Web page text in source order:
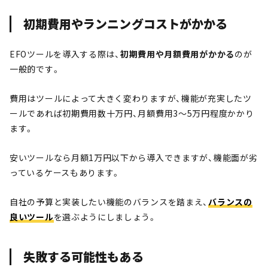
初期費用やランニングコストがかかる
EFOツールを導入する際は、 初期費用や月額費用がかかるのが
一般的です。
費用はツールによって大きく変わりますが、機能が充実したツ
ールであれば初期費用数十万円、月額費用3〜5万円程度かかり
ます。
安いツールなら月額1万円以下から導入できますが、機能面が劣
っているケースもあります。
自社の予算と実装したい機能のバランスを踏まえ、バランスの
良いツールを選ぶようにしましょう。
失敗する可能性もある